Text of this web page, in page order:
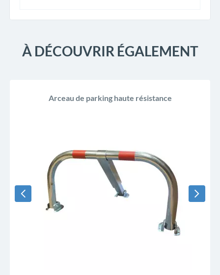
À DÉCOUVRIR ÉGALEMENT
Arceau de parking haute résistance